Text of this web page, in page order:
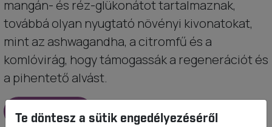
mangán- és réz-glükonátot tartalmaznak,
továbbá olyan nyugtató növényi kivonatokat,
mint az ashwagandha, a citromfű és a
komlóvirág, hogy támogassák a regenerációt és
a pihentető alvást.
Megnézem
Te döntesz a sütik engedélyezéséről